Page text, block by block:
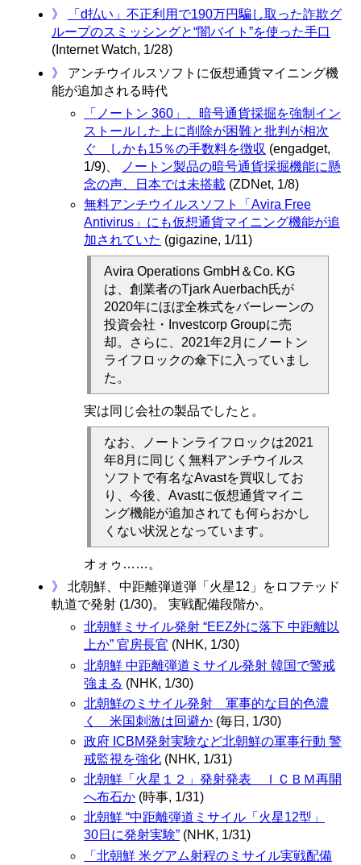
》
「d払い」不正利用で190万円騙し取った詐欺グ
ループのスミッシングと“闇バイト”を使った手口
(Internet Watch, 1/28)
》
アンチウイルスソフトに仮想通貨マイニング機
能が追加される時代
「ノートン 360」、暗号通貨採掘を強制イン
ストールした上に削除が困難と批判が相次
ぐ しかも15％の手数料を徴収 (engadget,
1/9)、
ノートン製品の暗号通貨採掘機能に懸
念の声、日本では未搭載 (ZDNet, 1/8)
無料アンチウイルスソフト「Avira Free
Antivirus」にも仮想通貨マイニング機能が追
加されていた (gigazine, 1/11)
Avira Operations GmbH＆Co. KG
は、創業者のTjark Auerbach氏が
2020年にほぼ全株式をバーレーンの
投資会社・Investcorp Groupに売
却。さらに、2021年2月にノートン
ライフロックの傘下に入っていまし
た。
実は同じ会社の製品でしたと。
なお、ノートンライフロックは2021
年8月に同じく無料アンチウイルス
ソフトで有名なAvastを買収してお
り、今後、Avastに仮想通貨マイニ
ング機能が追加されても何らおかし
くない状況となっています。
オォゥ……。
》
北朝鮮、中距離弾道弾「火星12」をロフテッド
軌道で発射 (1/30)。 実戦配備段階か。
北朝鮮ミサイル発射 “EEZ外に落下 中距離以
上か” 官房長官 (NHK, 1/30)
北朝鮮 中距離弾道ミサイル発射 韓国で警戒
強まる (NHK, 1/30)
北朝鮮のミサイル発射 軍事的な目的色濃
く 米国刺激は回避か (毎日, 1/30)
政府 ICBM発射実験など北朝鮮の軍事行動 警
戒監視を強化 (NHK, 1/31)
北朝鮮「火星１２」発射発表 ＩＣＢＭ再開
へ布石か (時事, 1/31)
北朝鮮 “中距離弾道ミサイル「火星12型」
30日に発射実験” (NHK, 1/31)
「北朝鮮 米グアム射程のミサイル実戦配備